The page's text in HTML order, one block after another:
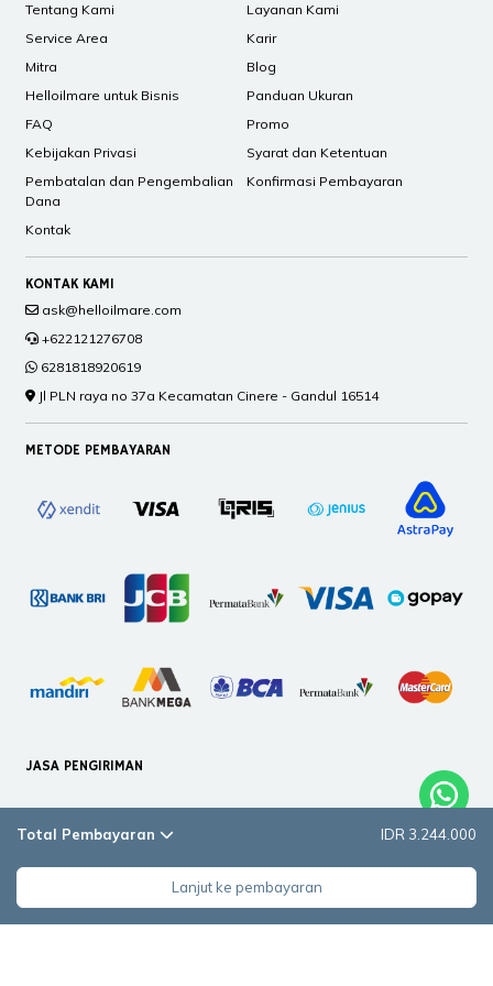
Total Pembayaran IDR 3.244.000
Lanjut ke pembayaran
Tentang Kami
Layanan Kami
Service Area
Karir
Mitra
Blog
Helloilmare untuk Bisnis
Panduan Ukuran
FAQ
Promo
Kebijakan Privasi
Syarat dan Ketentuan
Pembatalan dan Pengembalian
Dana
Konfirmasi Pembayaran
Kontak
KONTAK KAMI
ask@helloilmare.com
+622121276708
6281818920619
Jl PLN raya no 37a Kecamatan Cinere - Gandul 16514
METODE PEMBAYARAN
JASA PENGIRIMAN
DILINDUNGI OLEH